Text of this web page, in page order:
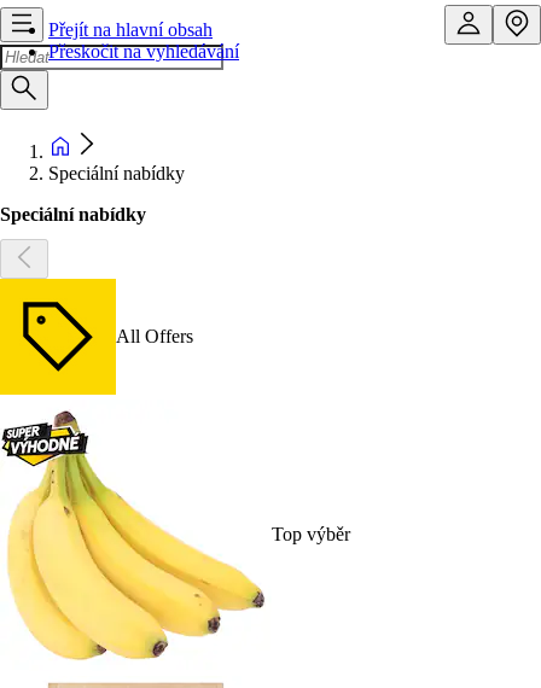
Přejít na hlavní obsah
Přeskočit na vyhledávání
Speciální nabídky
Speciální nabídky
All Offers
Top výběr